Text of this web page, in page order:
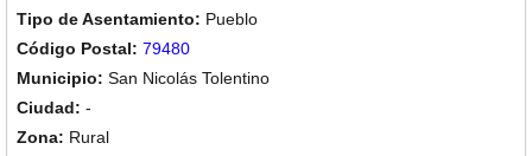
Pueblo
79480
San Nicolás Tolentino
-
Rural